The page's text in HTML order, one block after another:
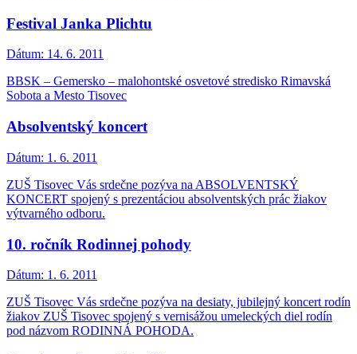
Festival Janka Plichtu
Dátum: 14. 6. 2011
BBSK – Gemersko – malohontské osvetové stredisko Rimavská
Sobota a Mesto Tisovec
Absolventský koncert
Dátum: 1. 6. 2011
ZUŠ Tisovec Vás srdečne pozýva na ABSOLVENTSKÝ
KONCERT spojený s prezentáciou absolventských prác žiakov
výtvarného odboru.
10. ročník Rodinnej pohody
Dátum: 1. 6. 2011
ZUŠ Tisovec Vás srdečne pozýva na desiaty, jubilejný koncert rodín
žiakov ZUŠ Tisovec spojený s vernisážou umeleckých diel rodín
pod názvom RODINNÁ POHODA.